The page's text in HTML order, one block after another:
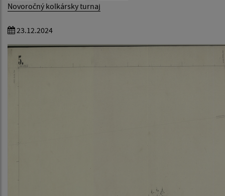
Novoročný kolkársky turnaj
23.12.2024